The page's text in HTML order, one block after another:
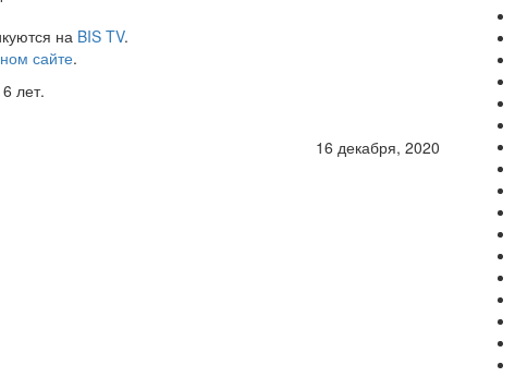
на BIS TV.
сайте.
лет.
16 декабря, 2020